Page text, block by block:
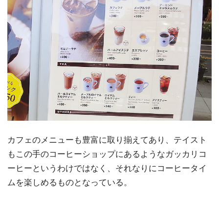
カフェのメニューも豊富に取り揃えてあり、テイスト
もこの手のコーヒーショップにあるようなガッカリコ
ーヒーというわけではなく、それなりにコーヒータイ
ムを楽しめるものとなっている。